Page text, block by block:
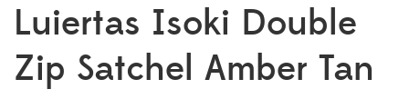
Luiertas Isoki Double
Zip Satchel Amber Tan